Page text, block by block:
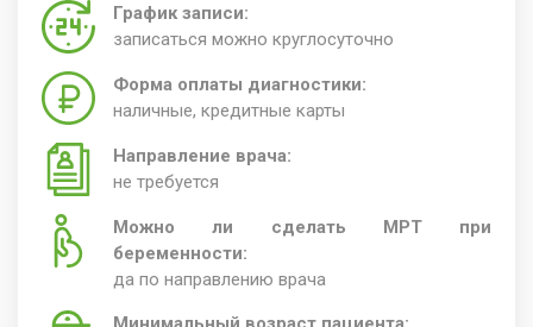
График записи:
записаться можно круглосуточно
Форма оплаты диагностики:
наличные, кредитные карты
Направление врача:
не требуется
Можно ли сделать МРТ при
беременности:
да по направлению врача